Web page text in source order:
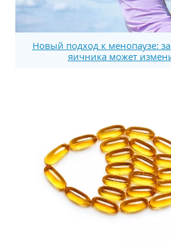
Новый подход к менопаузе:
яичника может